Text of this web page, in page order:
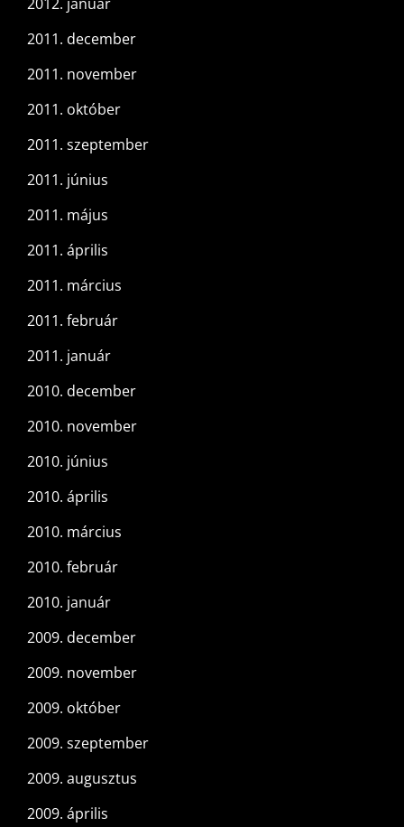
2011. december
2011. november
2011. október
2011. szeptember
2011. június
2011. május
2011. április
2011. március
2011. február
2011. január
2010. december
2010. november
2010. június
2010. április
2010. március
2010. február
2010. január
2009. december
2009. november
2009. október
2009. szeptember
2009. augusztus
2009. április